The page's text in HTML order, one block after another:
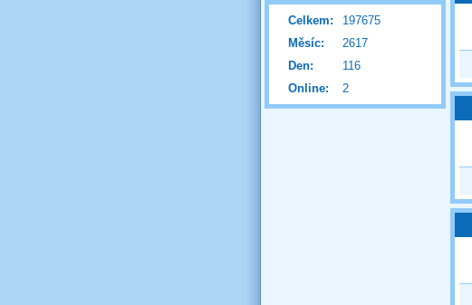
Online: 2
Celkem:
197675
Měsíc:
2617
Den:
116